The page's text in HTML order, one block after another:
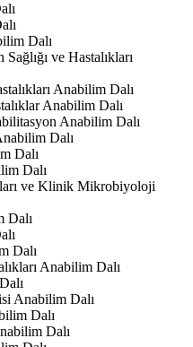
Dalı
ve Hastalıkları
Anabilim Dalı
Anabilim Dalı
Anabilim Dalı
Dalı
Dalı
Dalı
ve Klinik Mikrobiyoloji
Dalı
Dalı
Anabilim Dalı
Anabilim Dalı
Dalı
Dalı